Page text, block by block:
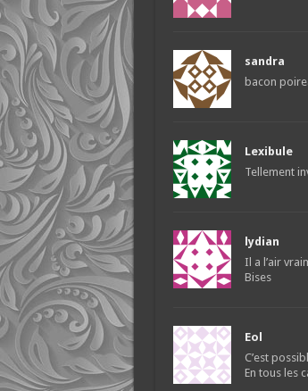
sandra
bacon
Lexibule
Tellement
lydian
Il a l’air
Bises
Eol
C’est
En tous les